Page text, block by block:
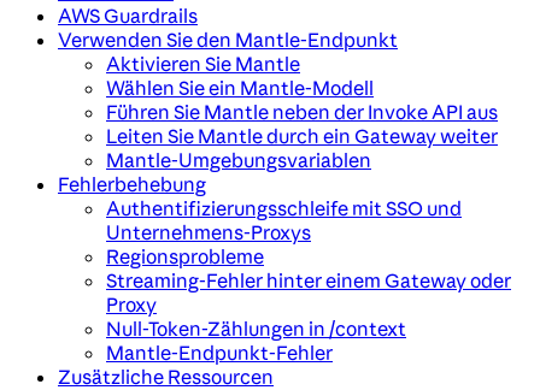
AWS Guardrails
Verwenden Sie den Mantle-Endpunkt
Aktivieren Sie Mantle
Wählen Sie ein Mantle-Modell
Führen Sie Mantle neben der Invoke API aus
Leiten Sie Mantle durch ein Gateway weiter
Mantle-Umgebungsvariablen
Fehlerbehebung
Authentifizierungsschleife mit SSO und
Unternehmens-Proxys
Regionsprobleme
Streaming-Fehler hinter einem Gateway oder
Proxy
Null-Token-Zählungen in /context
Mantle-Endpunkt-Fehler
Zusätzliche Ressourcen